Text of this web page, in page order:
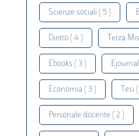
Scienze sociali ( 5 )
Diritto ( 4 ) Terza
Ebooks ( 3 )
Economia ( 3 ) Tesi
Personale docente ( 2 )